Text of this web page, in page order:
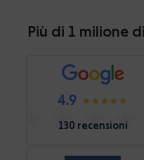
Più di 1 milione
4.9
130 recensioni